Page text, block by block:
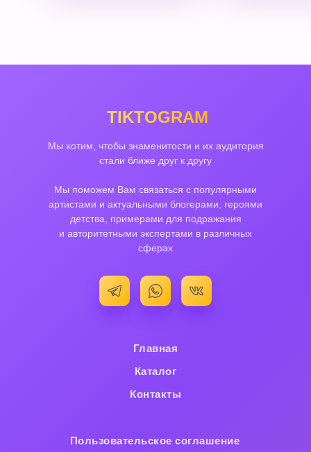
Мы хотим, чтобы знаменитости и их аудитория
стали ближе друг к другу
Мы поможем Вам связаться с популярными
артистами и актуальными блогерами, героями
детства, примерами для подражания
и авторитетными экспертами в различных
сферах
TIKTOGRAM
Контакты
Главная
Каталог
Пользовательское cоглашение